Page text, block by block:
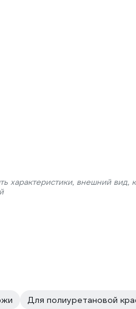
характеристики, внешний вид,
Для полиуретановой